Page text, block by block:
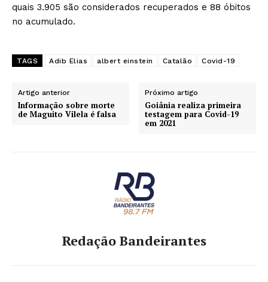
quais 3.905 são considerados recuperados e 88 óbitos
no acumulado.
TAGS Adib Elias albert einstein Catalão Covid-19
Artigo anterior
Informação sobre morte
de Maguito Vilela é falsa
Próximo artigo
Goiânia realiza primeira
testagem para Covid-19
em 2021
Redação Bandeirantes